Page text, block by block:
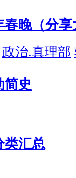
晚（分
政治.真理部
简史
类汇总